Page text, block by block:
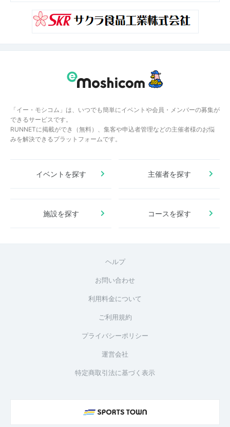
「イー・モシコム」は、いつでも簡単にイベントや会員・メンバーの募集が
できるサービスです。
RUNNETに掲載ができ（無料）、集客や申込者管理などの主催者様のお悩
みを解決できるプラットフォームです。
イベントを探す 主催者を探す
施設を探す コースを探す
ヘルプ
お問い合わせ
利用料金について
ご利用規約
プライバシーポリシー
運営会社
特定商取引法に基づく表示